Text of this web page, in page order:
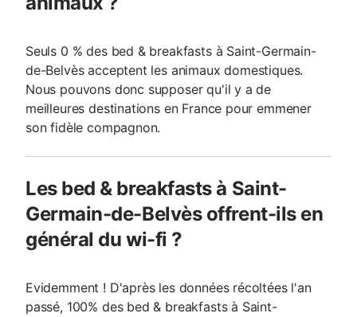
Seuls 0 % des bed & breakfasts à Saint-Germain-
de-Belvès acceptent les animaux domestiques.
Nous pouvons donc supposer qu'il y a de
meilleures destinations en France pour emmener
son fidèle compagnon.
Les bed & breakfasts à Saint-
Germain-de-Belvès offrent-ils en
général du wi-fi ?
Evidemment ! D'après les données récoltées l'an
passé, 100% des bed & breakfasts à Saint-